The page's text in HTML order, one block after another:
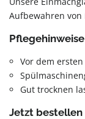
Aufbewahren von
Pflegehinweise
Vor dem
Gut trocknen
Jetzt bestellen